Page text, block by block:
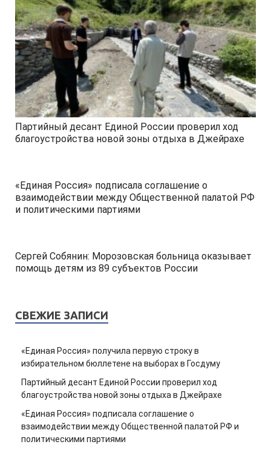
Партийный десант Единой России проверил ход
благоустройства новой зоны отдыха в Джейрахе
«Единая Россия» подписала соглашение о
взаимодействии между Общественной палатой РФ
и политическими партиями
Сергей Собянин: Морозовская больница оказывает
помощь детям из 89 субъектов России
СВЕЖИЕ ЗАПИСИ
«Единая Россия» получила первую строку в
избирательном бюллетене на выборах в Госдуму
Партийный десант Единой России проверил ход
благоустройства новой зоны отдыха в Джейрахе
«Единая Россия» подписала соглашение о
взаимодействии между Общественной палатой РФ и
политическими партиями